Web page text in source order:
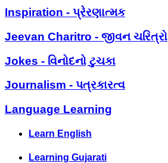
Inspiration - પ્રેરણાત્મક
Jeevan Charitro - જીવન ચરિત્રો
Jokes - વિનોદનો ટુચકા
Journalism - પત્રકારત્વ
Language Learning
Learn English
Learning Gujarati